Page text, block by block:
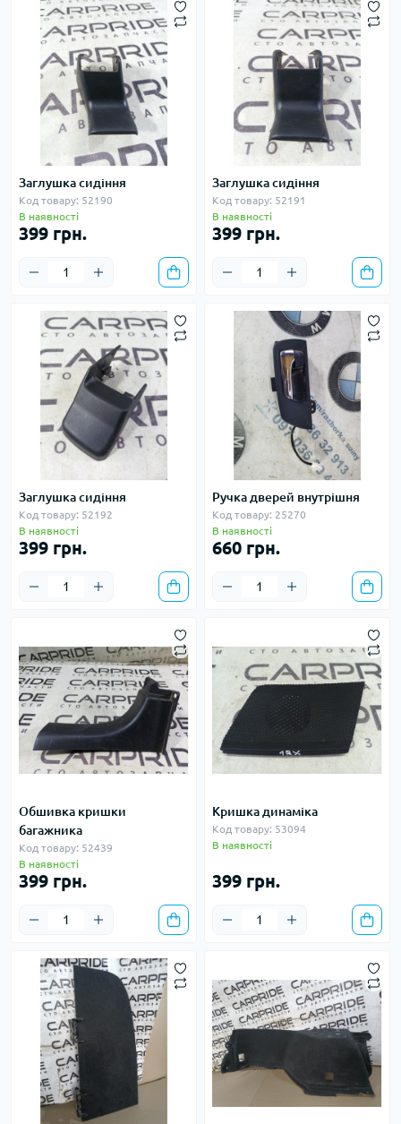
Заглушка сидіння
Код товару: 52190
В наявності
399 грн.
Заглушка сидіння
Код товару: 52191
В наявності
399 грн.
Заглушка сидіння
Код товару: 52192
В наявності
399 грн.
Ручка дверей внутрішня
Код товару: 25270
В наявності
660 грн.
Обшивка кришки
багажника
Код товару: 52439
В наявності
399 грн.
Кришка динаміка
Код товару: 53094
В наявності
399 грн.